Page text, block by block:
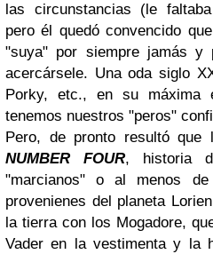
las circunstancias (le
pero él quedó convencido
"suya" por siempre jamás y
acercársele. Una oda siglo
Porky, etc., en su máxima
tenemos nuestros "peros"
Pero, de pronto resultó que
NUMBER FOUR, historia
"marcianos" o al menos
provenienes del planeta
la tierra con los Mogadore,
Vader en la vestimenta y la